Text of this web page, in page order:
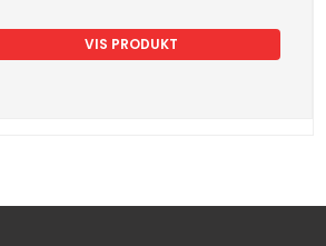
VIS PRODUKT